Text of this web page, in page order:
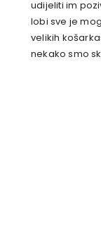
udijeliti im
lobi sve je
velikih
nekako smo